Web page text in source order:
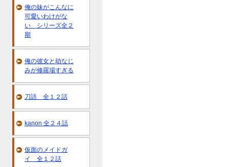
俺の妹がこんなに
可愛いわけがな
い シリーズ全２
期
俺の彼女と幼なじ
みが修羅場すぎる
刀語 全１２話
kanon 全２４話
仮面のメイドガ
イ 全１２話